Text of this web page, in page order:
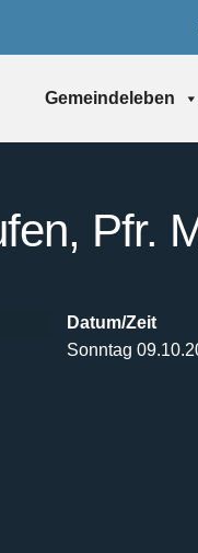
Gemeindeleben
Pfr.
Datum/Zeit
Sonntag